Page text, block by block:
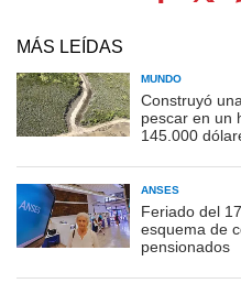
MÁS LEÍDAS
MUNDO
Construyó
pescar en un
145.000
ANSES
Feriado del
esquema de
pensionados